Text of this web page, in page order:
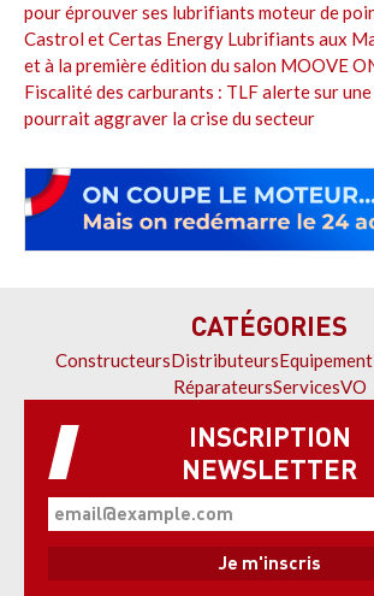
pour éprouver ses lubrifiants moteur de
Castrol et Certas Energy Lubrifiants aux
et à la première édition du salon MOOVE
Fiscalité des carburants : TLF alerte sur
pourrait aggraver la crise du secteur
CATÉGORIES
ConstructeursDistributeurs
RéparateursServicesVO
INSCRIPTION
NEWSLETTER